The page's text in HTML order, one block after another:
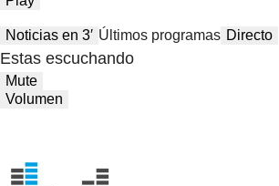
Noticias en 3′ Últimos programas Directo
Estas escuchando
Mute
Volumen